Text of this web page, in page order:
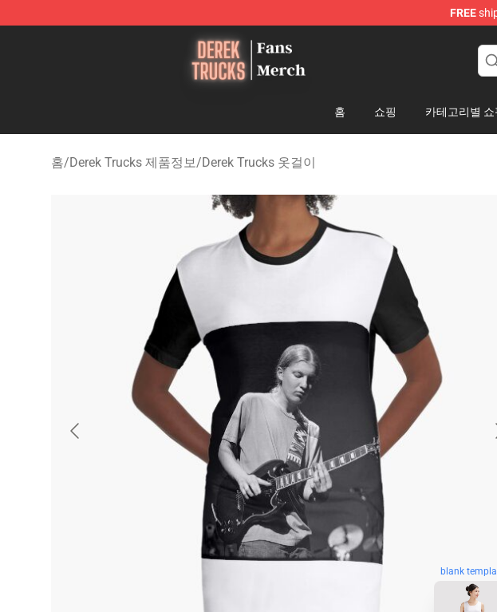
FREE
Derek Trucks Store - Official Derek Trucks Merchandise Shop
홈 쇼핑 카테고리별 쇼
홈/Derek Trucks 제품정보/Derek Trucks 옷걸이
blank